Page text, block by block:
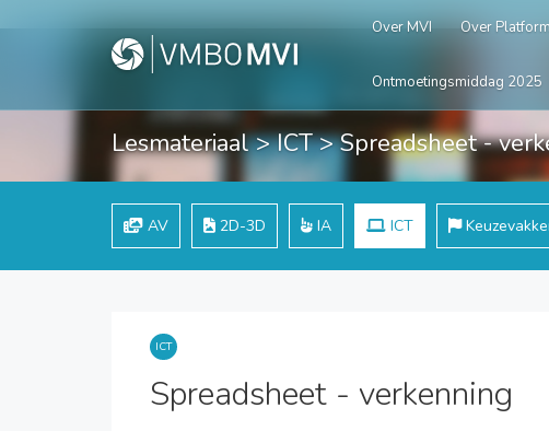
Over MVI Over Platform
Ontmoetingsmiddag 2025
Lesmateriaal>ICT> Spreadsheet -
AV 2D-3D IA ICT
ICT
Spreadsheet - verkenning